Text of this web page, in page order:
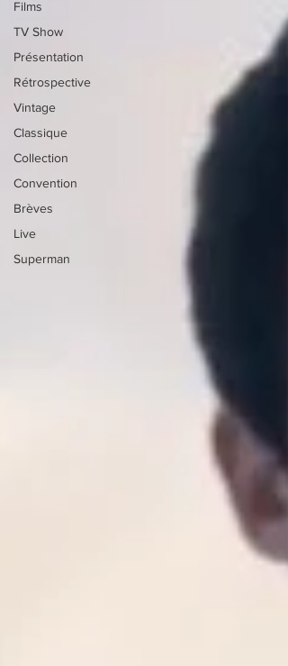
Films
TV Show
Présentation
Rétrospective
Vintage
Classique
Collection
Convention
Brèves
Live
Superman